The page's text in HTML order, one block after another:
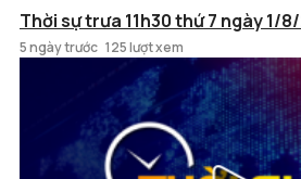
Thời sự trưa 11h30 thứ 7 ngày 1/
5 ngày trước 125 lượt xem